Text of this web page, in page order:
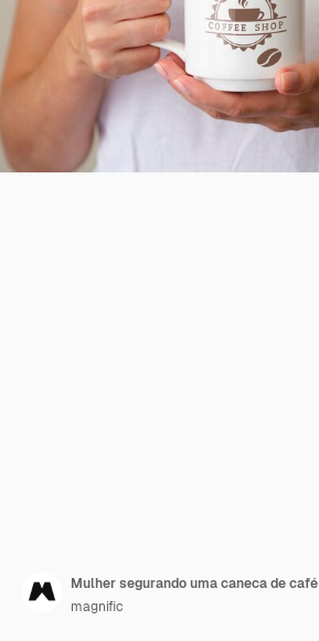
Mulher segurando uma caneca de café
magnific